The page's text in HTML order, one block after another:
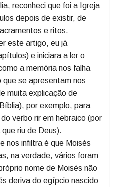
e com o
religar-me ao divino.
entendimento. E apesar
reconheci que foi a Igreja
depois de existir, de
e ritos.
este artigo, eu já
e iniciara a ler o
a memória nos falha
se apresentam nos
muita explicação de
por exemplo, para
verbo rir em hebraico (por
riu de Deus).
nos infiltra é que Moisés